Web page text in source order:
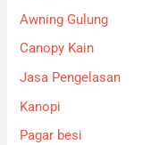
Awning Gulung
Canopy Kain
Jasa Pengelasan
Kanopi
Pagar besi